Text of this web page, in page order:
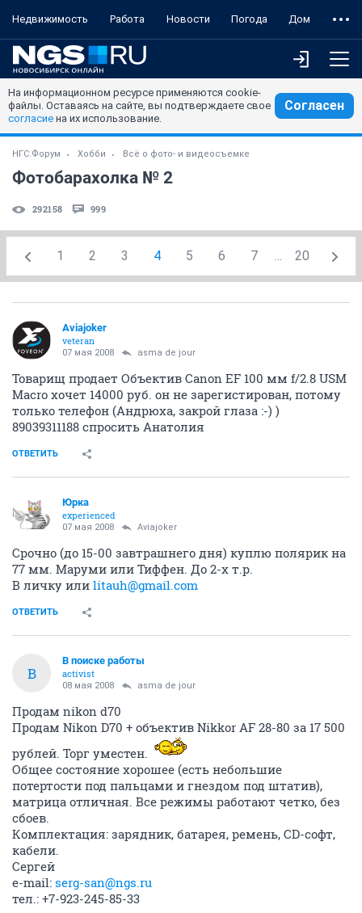
Недвижимость Работа Новости Погода Дом
На информационном ресурсе применяются cookie-
файлы. Оставаясь на сайте, вы подтверждаете свое
согласие на их использование.
Согласен
НГС.Форум Хобби Всё о фото- и видеосъемке
Фотобарахолка № 2
292158 999
1 2 3 4 5 6 7 ... 20
Aviajoker
veteran
07 мая 2008 asma de jour
Товарищ продает Объектив Canon EF 100 мм f/2.8 USM
Macro хочет 14000 руб. он не зарегистирован, потому
только телефон (Андрюха, закрой глаза :-) )
89039311188 спросить Анатолия
ОТВЕТИТЬ
Юрка
experienced
07 мая 2008 Aviajoker
Срочно (до 15-00 завтрашнего дня) куплю полярик на
77 мм. Маруми или Тиффен. До 2-х т.р.
В личку или litauh@gmail.com
ОТВЕТИТЬ
В
В поиске работы
activist
08 мая 2008 asma de jour
Продам nikon d70
Продам Nikon D70 + объектив Nikkor AF 28-80 за 17 500
рублей. Торг уместен.
Общее состояние хорошее (есть небольшие
потертости под пальцами и гнездом под штатив),
матрица отличная. Все режимы работают четко, без
сбоев.
Комплектация: зарядник, батарея, ремень, CD-софт,
кабели.
Сергей
e-mail: serg-san@ngs.ru
тел.: +7-923-245-85-33